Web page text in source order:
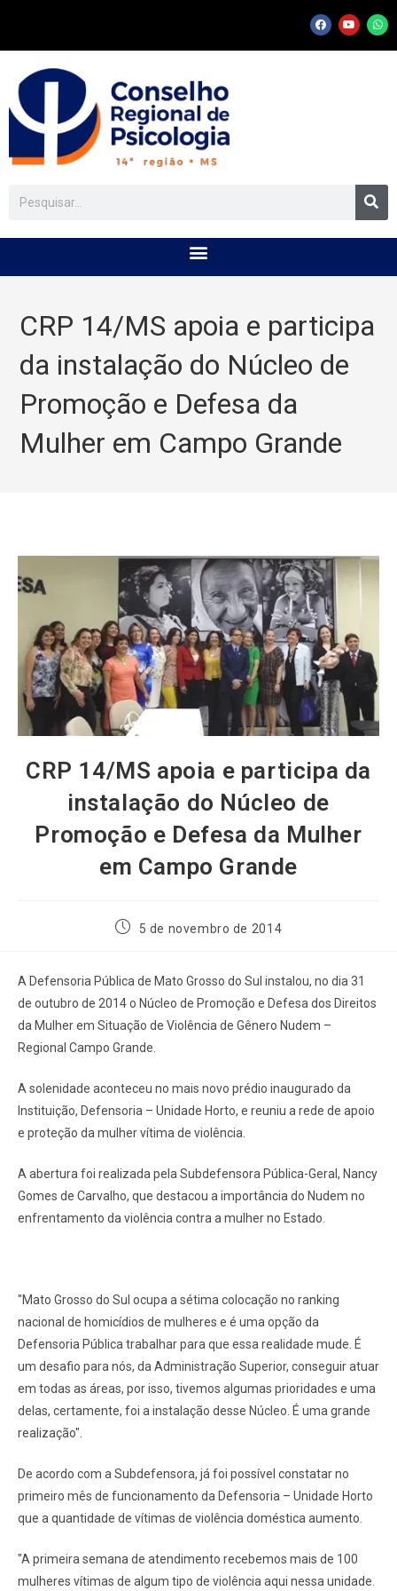
CRP 14/MS apoia e participa
da instalação do Núcleo de
Promoção e Defesa da
Mulher em Campo Grande
CRP 14/MS apoia e participa da
instalação do Núcleo de
Promoção e Defesa da Mulher
em Campo Grande
5 de novembro de 2014
A Defensoria Pública de Mato Grosso do Sul instalou, no dia 31
de outubro de 2014 o Núcleo de Promoção e Defesa dos Direitos
da Mulher em Situação de Violência de Gênero Nudem –
Regional Campo Grande.
A solenidade aconteceu no mais novo prédio inaugurado da
Instituição, Defensoria – Unidade Horto, e reuniu a rede de apoio
e proteção da mulher vítima de violência.
A abertura foi realizada pela Subdefensora Pública-Geral, Nancy
Gomes de Carvalho, que destacou a importância do Nudem no
enfrentamento da violência contra a mulher no Estado.
"Mato Grosso do Sul ocupa a sétima colocação no ranking
nacional de homicídios de mulheres e é uma opção da
Defensoria Pública trabalhar para que essa realidade mude. É
um desafio para nós, da Administração Superior, conseguir atuar
em todas as áreas, por isso, tivemos algumas prioridades e uma
delas, certamente, foi a instalação desse Núcleo. É uma grande
realização".
De acordo com a Subdefensora, já foi possível constatar no
primeiro mês de funcionamento da Defensoria – Unidade Horto
que a quantidade de vítimas de violência doméstica aumento.
"A primeira semana de atendimento recebemos mais de 100
mulheres vítimas de algum tipo de violência aqui nessa unidade.